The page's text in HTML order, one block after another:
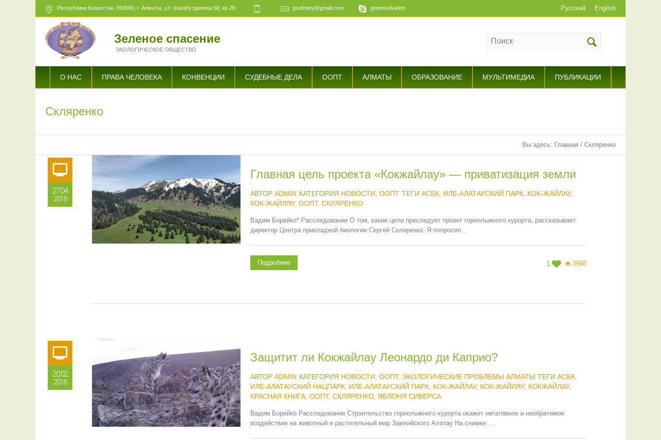
Русский English
Республика Казахстан, 050000, г. Алматы, ул. Шагабутдинова 58, кв 28. gsalmaty@gmail.com greensalvation
Зеленое спасение
ЭКОЛОГИЧЕСКОЕ ОБЩЕСТВО
О НАС ПРАВА ЧЕЛОВЕКА КОНВЕНЦИИ СУДЕБНЫЕ ДЕЛА ООПТ АЛМАТЫ ОБРАЗОВАНИЕ МУЛЬТИМЕДИА ПУБЛИКАЦИИ
Скляренко
Вы здесь: Главная / Скляренко
27.04
2018
Главная цель проекта «Кокжайлау» — приватизация земли
АВТОР ADMIN КАТЕГОРИЯ НОВОСТИ ООПТ ТЕГИ АСБК, ИЛЕ-АЛАТАУСКИЙ ПАРК, КОК-ЖАЙЛАУ,
КОК-ЖАЙЛЯУ, ООПТ, СКЛЯРЕНКО
Вадим Борейко* Расследование О том, какие цели преследует проект горнолыжного курорта, рассказывает
директор Центра прикладной биологии Сергей Скляренко. Я попросил...
1 3568
Подробнее
20.02
2018
Защитит ли Кокжайлау Леонардо ди Каприо?
АВТОР ADMIN КАТЕГОРИЯ НОВОСТИ ООПТ, ЭКОЛОГИЧЕСКИЕ ПРОБЛЕМЫ АЛМАТЫ ТЕГИ АСБК,
ИЛЕ-АЛАТАУСКИЙ НАЦПАРК, ИЛЕ-АЛАТАУСКИЙ ПАРК, КОК-ЖАЙЛАУ, КОК-ЖАЙЛЯУ, КОКЖАЙЛАУ,
КРАСНАЯ КНИГА, ООПТ, СКЛЯРЕНКО, ЯБЛОНЯ СИВЕРСА
Вадим Борейко Расследование Строительство горнолыжного курорта окажет негативное и необратимое
воздействие на животный и растительный мир Заилийского Алатау На снимке:...